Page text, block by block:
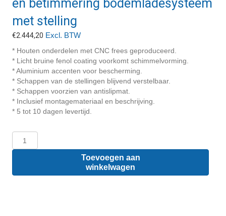
en betimmering bodemladesysteem
met stelling
€2.444,20 Excl. BTW
* Houten onderdelen met CNC frees geproduceerd.
* Licht bruine fenol coating voorkomt schimmelvorming.
* Aluminium accenten voor bescherming.
* Schappen van de stellingen blijvend verstelbaar.
* Schappen voorzien van antislipmat.
* Inclusief montagemateriaal en beschrijving.
* 5 tot 10 dagen levertijd.
Scudo
Houten
Toevoegen aan
winkelwagen